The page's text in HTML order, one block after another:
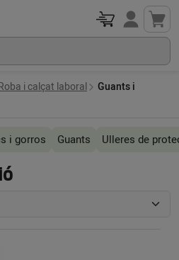
i calçat laboral
Guants i
i gorros Guants Ulleres de